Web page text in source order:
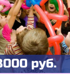
руб.